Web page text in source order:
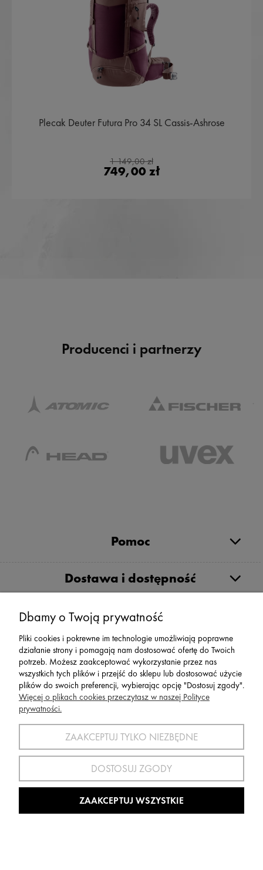
Plecak Deuter Futura Pro 34 SL Cassis-Ashrose
1 149,00 zł
749,00 zł
Producenci i partnerzy
Pomoc
Dostawa i dostępność
Moje konto
Serwis
Zwroty,Reklamacje Wymiany
SPORT 2002 ||ul. Flisaków 10, 58-500 Jelenia Góra woj.
dolnośląskie, NIP: 611-24-66-379 || E-
mail:sport2002@onet.eutel:(75) 777 76 36
Wszelkie Prawa Zastrzeżone © 2022 Sport2002.pl
Dbamy o Twoją prywatność
Pliki cookies i pokrewne im technologie umożliwiają poprawne
działanie strony i pomagają nam dostosować ofertę do Twoich
potrzeb. Możesz zaakceptować wykorzystanie przez nas
wszystkich tych plików i przejść do sklepu lub dostosować użycie
plików do swoich preferencji, wybierając opcję "Dostosuj zgody".
Więcej o plikach cookies przeczytasz w naszej Polityce
prywatności.
ZAAKCEPTUJ TYLKO NIEZBĘDNE
DOSTOSUJ ZGODY
ZAAKCEPTUJ WSZYSTKIE